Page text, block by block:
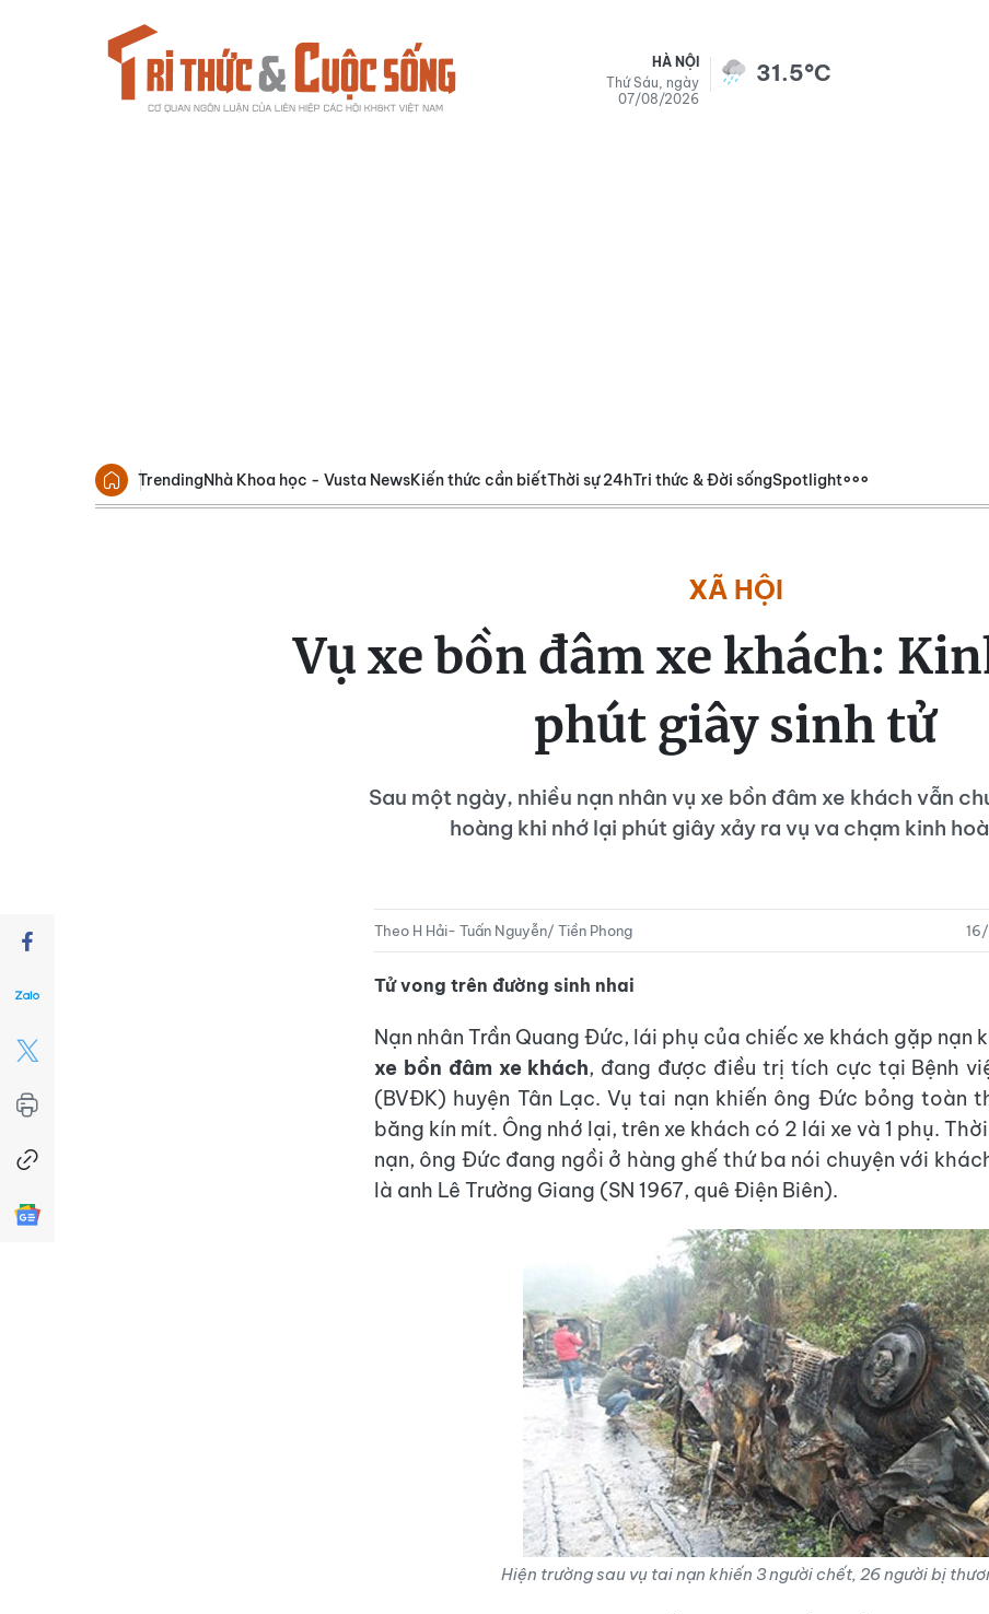
HÀ NỘI
Thứ Sáu, ngày
07/08/2026
31.5°C
TrendingNhà Khoa học - Vusta NewsKiến thức cần biếtThời sự 24hTri thức & Đời sốngSpotlight
XÃ HỘI
Vụ xe bồn đâm xe khách:
phút giây sinh tử
Sau một ngày, nhiều nạn nhân vụ xe bồn đâm xe khách vẫn
hoàng khi nhớ lại phút giây xảy ra vụ va chạm kinh
Theo H Hải- Tuấn Nguyễn/ Tiền Phong
Tử vong trên đường sinh nhai
Nạn nhân Trần Quang Đức, lái phụ của chiếc xe khách gặp nạn
xe bồn đâm xe khách, đang được điều trị tích cực tại Bệnh
(BVĐK) huyện Tân Lạc. Vụ tai nạn khiến ông Đức bỏng toàn
băng kín mít. Ông nhớ lại, trên xe khách có 2 lái xe và 1 phụ.
nạn, ông Đức đang ngồi ở hàng ghế thứ ba nói chuyện với
là anh Lê Trường Giang (SN 1967, quê Điện Biên).
Hiện trường sau vụ tai nạn khiến 3 người chết, 26 người bị